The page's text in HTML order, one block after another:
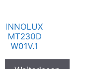
INNOLUX
MT230D
W01V.1